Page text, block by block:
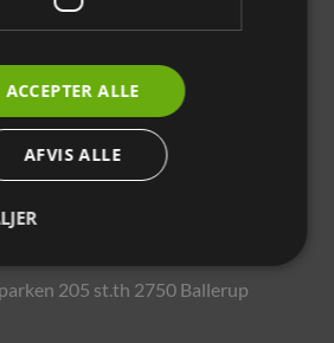
mærket.
205 st.th 2750 Ballerup
ACCEPTER ALLE
AFVIS ALLE